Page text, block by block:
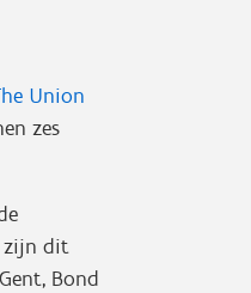
Union
zes
zijn dit
Bond